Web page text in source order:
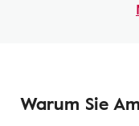
Warum Sie